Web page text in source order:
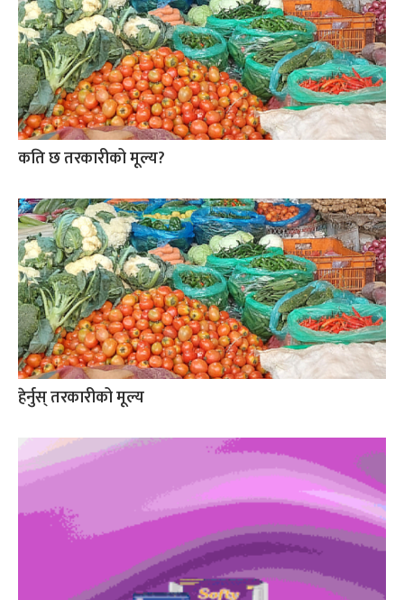
कति छ तरकारीको मूल्य?
हेर्नुस् तरकारीको मूल्य